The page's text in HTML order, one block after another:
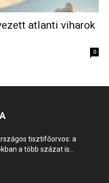
atlanti viharok
0
tisztifőorvos: a
a több százat is...